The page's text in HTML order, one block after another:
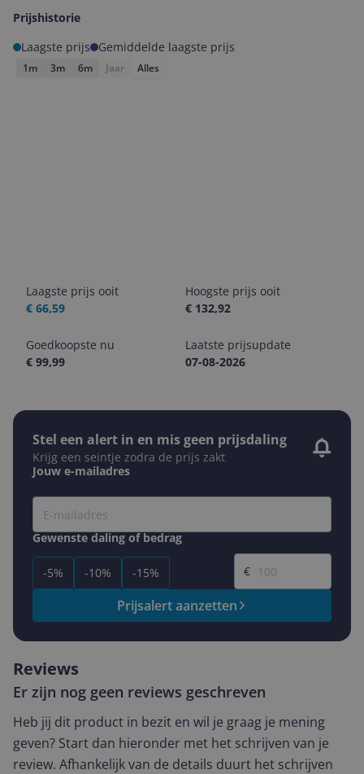
Prijshistorie
Laagste prijs
Gemiddelde laagste prijs
1m 3m 6m Jaar Alles
Laagste prijs ooit
€ 66,59
Hoogste prijs ooit
€ 132,92
Goedkoopste nu
€ 99,99
Laatste prijsupdate
07-08-2026
Stel een alert in en mis geen prijsdaling
Krijg een seintje zodra de prijs zakt
Jouw e-mailadres
Gewenste daling of bedrag
-5% -10% -15%
Gewenste prijs
€
Prijsalert aanzetten
Reviews
Er zijn nog geen reviews geschreven
Heb jij dit product in bezit en wil je graag je mening
geven? Start dan hieronder met het schrijven van je
review. Afhankelijk van de details duurt het schrijven